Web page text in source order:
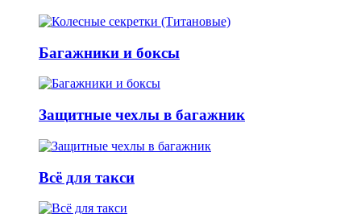
Багажники и боксы
Защитные чехлы в багажник
Всё для такси